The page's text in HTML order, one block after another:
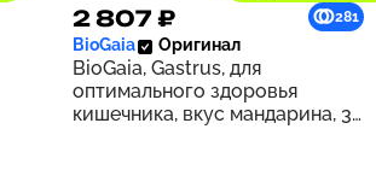
2 807 ₽ 281
BioGaia Оригинал
BioGaia, Gastrus, для
оптимального здоровья
кишечника, вкус мандарина, 30